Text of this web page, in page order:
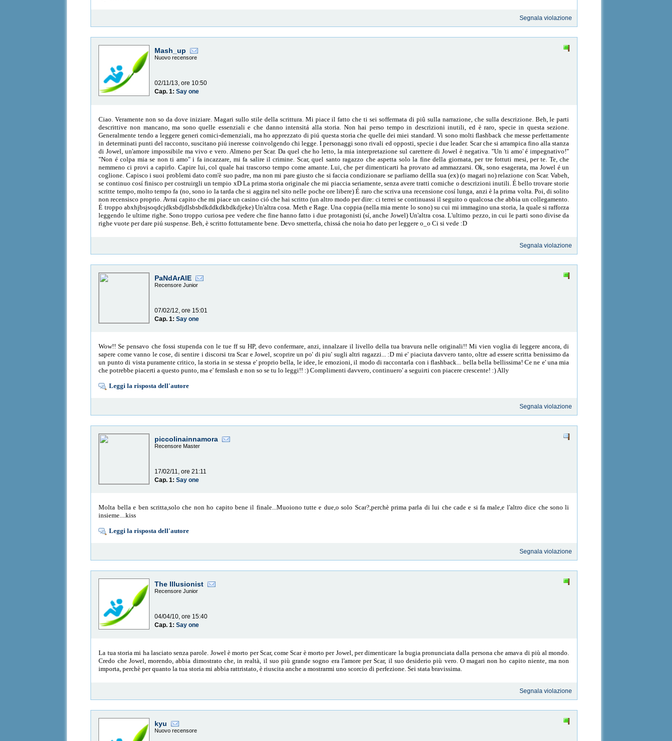
Segnala violazione
Mash_up
Nuovo recensore
02/11/13, ore 10:50
Cap. 1:Say one
Ciao. Veramente non so da dove iniziare. Magari sullo stile della scrittura. Mi piace il fatto che ti sei soffermata di piû sulla narrazione, che sulla descrizione. Beh, le parti
descrittive non mancano, ma sono quelle essenziali e che danno intensitá alla storia. Non hai perso tempo in descrizioni inutili, ed è raro, specie in questa sezione.
Generalmente tendo a leggere generi comici-demenziali, ma ho apprezzato di piú questa storia che quelle dei miei standard. Vi sono molti flashback che messe perfettamente
in determinati punti del racconto, suscitano piú ineresse coinvolgendo chi legge. I personaggi sono rivali ed opposti, specie i due leader. Scar che si arrampica fino alla stanza
di Jowel, un'amore impossibile ma vivo e vero. Almeno per Scar. Da quel che ho letto, la mia interpretazione sul carettere di Jowel è negativa. "Un 'ti amo' é impegnativo!"
"Non é colpa mia se non ti amo" i fa incazzare, mi fa salire il crimine. Scar, quel santo ragazzo che aspetta solo la fine della giornata, per tre fottuti mesi, per te. Te, che
nemmeno ci provi a capirlo. Capire lui, col quale hai trascorso tempo come amante. Lui, che per dimenticarti ha provato ad ammazzarsi. Ok, sono esagerata, ma Jowel é un
coglione. Capisco i suoi problemi dato com'è suo padre, ma non mi pare giusto che si faccia condizionare se parliamo dellla sua (ex) (o magari no) relazione con Scar. Vabeh,
se continuo cosí finisco per costruirgli un tempio xD La prima storia originale che mi piaccia seriamente, senza avere tratti comiche o descrizioni inutili. É bello trovare storie
scritte tempo, molto tempo fa (no, sono io la tarda che si aggira nel sito nelle poche ore libere) É raro che scriva una recensione cosí lunga, anzi è la prima volta. Poi, di solito
non recensisco proprio. Avrai capito che mi piace un casino ció che hai scritto (un altro modo per dire: ci terrei se continuassi il seguito o qualcosa che abbia un collegamento.
É troppo abxhjbsjsoqdcjdksbdjdlsbsbdkddkdkbdkdjeke) Un'altra cosa. Meth e Rage. Una coppia (nella mia mente lo sono) su cui mi immagino una storia, la quale si rafforza
leggendo le ultime righe. Sono troppo curiosa pee vedere che fine hanno fatto i due protagonisti (sí, anche Jowel) Un'altra cosa. L'ultimo pezzo, in cui le parti sono divise da
righe vuote per dare piú suspense. Beh, è scritto fottutamente bene. Devo smetterla, chissá che noia ho dato per leggere o_o Ci si vede :D
Segnala violazione
PaNdArAlE
Recensore Junior
07/02/12, ore 15:01
Cap. 1:Say one
Wow!! Se pensavo che fossi stupenda con le tue ff su HP, devo confermare, anzi, innalzare il livello della tua bravura nelle originali!! Mi vien voglia di leggere ancora, di
sapere come vanno le cose, di sentire i discorsi tra Scar e Jowel, scoprire un po' di piu' sugli altri ragazzi... :D mi e' piaciuta davvero tanto, oltre ad essere scritta benissimo da
un punto di vista puramente critico, la storia in se stessa e' proprio bella, le idee, le emozioni, il modo di raccontarla con i flashback... bella bella bellissima! Ce ne e' una mia
che potrebbe piacerti a questo punto, ma e' femslash e non so se tu lo leggi!! :) Complimenti davvero, continuero' a seguirti con piacere crescente! :) Ally
Leggi la risposta dell'autore
Segnala violazione
piccolinainnamora
Recensore Master
17/02/11, ore 21:11
Cap. 1:Say one
Molta bella e ben scritta,solo che non ho capito bene il finale...Muoiono tutte e due,o solo Scar?,perchè prima parla di lui che cade e si fa male,e l'altro dice che sono li
insieme....kiss
Leggi la risposta dell'autore
Segnala violazione
The Illusionist
Recensore Junior
04/04/10, ore 15:40
Cap. 1:Say one
La tua storia mi ha lasciato senza parole. Jowel è morto per Scar, come Scar è morto per Jowel, per dimenticare la bugia pronunciata dalla persona che amava di più al mondo.
Credo che Jowel, morendo, abbia dimostrato che, in realtà, il suo più grande sogno era l'amore per Scar, il suo desiderio più vero. O magari non ho capito niente, ma non
importa, perchè per quanto la tua storia mi abbia rattristato, è riuscita anche a mostrarmi uno scorcio di perfezione. Sei stata bravissima.
Segnala violazione
kyu
Nuovo recensore